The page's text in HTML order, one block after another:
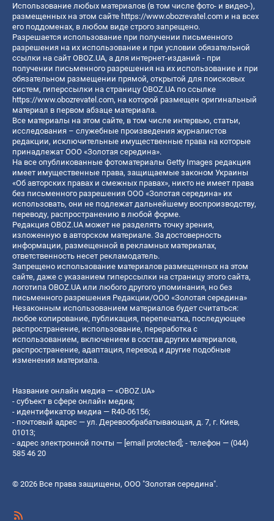
Использование любых материалов (в том числе фото- и видео-),
размещенных на этом сайте https://www.obozrevatel.com и на всех
его поддоменах, в любом виде строго запрещено.
Разрешается использование при получении письменного
разрешения на их использование и при условии обязательной
ссылки на сайт OBOZ.UA, а для интернет-изданий - при
получении письменного разрешения на их использование и при
обязательном размещении прямой, открытой для поисковых
систем, гиперссылки на страницу OBOZ.UA по ссылке
https://www.obozrevatel.com, на которой размещен оригинальный
материал в первом абзаце материала.
Все материалы на этом сайте, в том числе интервью, статьи,
исследования – служебные произведения журналистов
редакции, исключительные имущественные права на которые
принадлежат ООО «Золотая середина».
На все опубликованные фотоматериалы Getty Images редакция
имеет имущественные права, защищаемые законом Украины
«Об авторских правах и смежных правах», никто не имеет права
без письменного разрешения ООО «Золотая середина» их
использовать, они не подлежат дальнейшему воспроизводству,
переводу, распространению в любой форме.
Редакция OBOZ.UA может не разделять точку зрения,
изложенную в авторском материале. За достоверность
информации, размещенной в рекламных материалах,
ответственность несет рекламодатель.
Запрещено использование материалов размещенных на этом
сайте, даже с указанием гиперссылки на страницу этого сайта,
логотипа OBOZ.UA или любого другого упоминания, но без
письменного разрешения Редакции/ООО «Золотая середина»
Незаконным использованием материалов будет считаться:
любое копирование, публикация, перепечатка, последующее
распространение, использование, переработка с
использованием, включением в состав других материалов,
распространение, адаптация, перевод и другие подобные
изменения материала.
Название онлайн медиа — «OBOZ.UA»
- субъект в сфере онлайн медиа;
- идентификатор медиа — R40-06156;
- почтовый адрес — ул. Деревообрабатывающая, д. 7, г. Киев,
01013;
- адрес электронной почты — [email protected]; - телефон — (044)
585 46 20
© 2026 Все права защищены, ООО "Золотая середина".